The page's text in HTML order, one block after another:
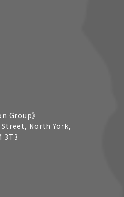
Group》
Street, North York,
3T3